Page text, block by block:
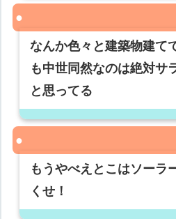
なんか色々と建築物建て
も中世同然なのは絶対サ
と思ってる
もうやべえとこはソーラ
くせ！